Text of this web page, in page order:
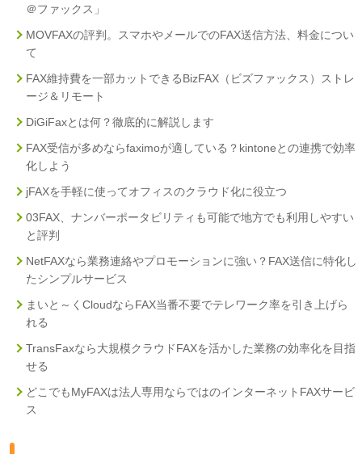
＠ファックス」
MOVFAXの評判。スマホやメールでのFAX送信方法、料金につい
て
FAX維持費を一部カットできるBizFAX（ビズファックス）ストレ
ージ＆リモート
DiGiFaxとは何？徹底的に解説します
FAX受信が多めならfaximoが適している？kintoneとの連携で効率
化しよう
jFAXを手軽に使ってオフィスのクラウド化に役立つ
03FAX、ナンバーポータビリティも可能で地方でも利用しやすい
と評判
NetFAXなら業務連絡やプロモーションに強い？FAX送信に特化し
たシンプルサービス
まいと～くCloudならFAX当番不要でテレワーク率を引き上げら
れる
TransFaxなら大規模クラウドFAXを活かした業務の効率化を目指
せる
どこでもMyFAXは法人専用ならではのインターネットFAXサービ
ス